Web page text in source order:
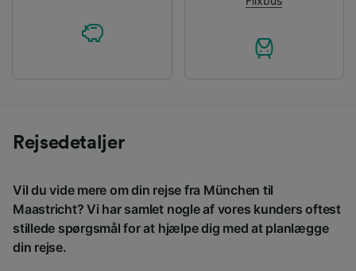
Rejsedetaljer
Vil du vide mere om din rejse fra München til
Maastricht? Vi har samlet nogle af vores kunders oftest
stillede spørgsmål for at hjælpe dig med at planlægge
din rejse.